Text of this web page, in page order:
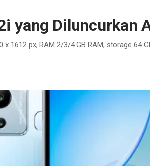
yang Diluncurkan
1612 px, RAM 2/3/4 GB RAM, storage 64